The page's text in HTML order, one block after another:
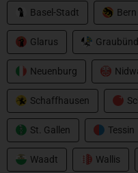
CHF139.00
Basel-Stadt Bern
Glarus
Neuenburg
Schaffhausen
St. Gallen Tessin
Waadt Wallis